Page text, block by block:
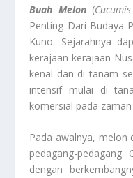
Buah Melon (
Penting Dari Budaya
Kuno. Sejarahnya
kerajaan-kerajaan
kenal dan di tanam
intensif mulai di
komersial pada
Pada awalnya, melon
pedagang-
dengan